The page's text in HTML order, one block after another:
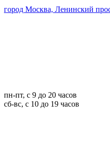
город Москва, Ленинский
пн-пт, с 9 до 20 часов
сб-вс, с 10 до 19 часов